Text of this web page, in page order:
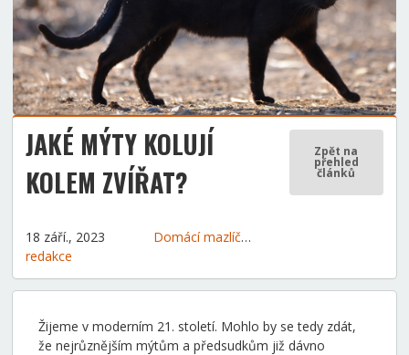
JAKÉ MÝTY KOLUJÍ
KOLEM ZVÍŘAT?
Zpět na
přehled
článků
18 září., 2023
redakce
Domácí mazlíčci
Žijeme v moderním 21. století. Mohlo by se tedy zdát,
že nejrůznějším mýtům a předsudkům již dávno